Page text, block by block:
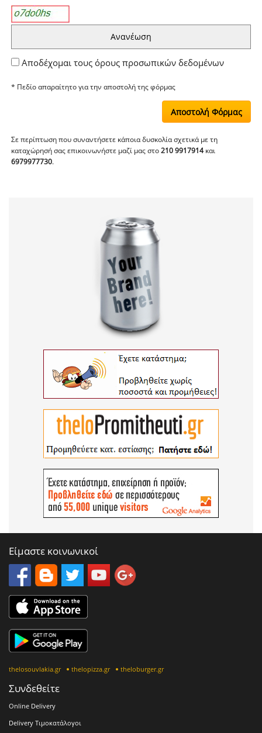
Αποδέχομαι τους όρους προσωπικών δεδομένων
* Πεδίο απαραίτητo για την αποστολή της φόρμας
Σε περίπτωση που συναντήσετε κάποια δυσκολία σχετικά με τη
καταχώρησή σας επικοινωνήστε μαζί μας στο210 9917914και
6979977730.
Είμαστε κοινωνικοί
thelosouvlakia.gr thelopizza.gr theloburger.gr
Συνδεθείτε
Online Delivery
Delivery Τιμοκατάλογοι